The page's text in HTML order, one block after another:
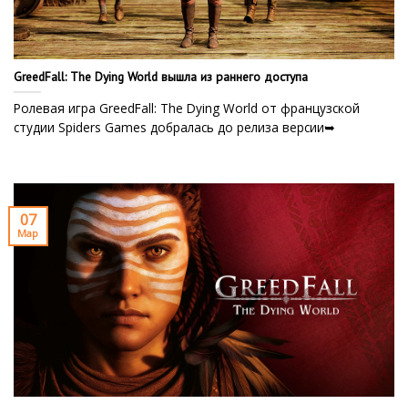
GreedFall: The Dying World вышла из раннего доступа
Ролевая игра GreedFall: The Dying World от французской
студии Spiders Games добралась до релиза версии➥
07
Мар